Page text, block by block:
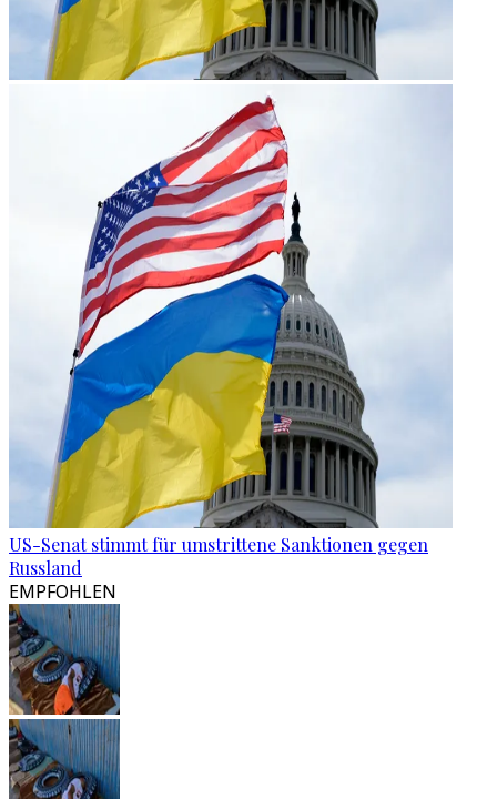
US-Senat stimmt für umstrittene Sanktionen gegen
Russland
EMPFOHLEN